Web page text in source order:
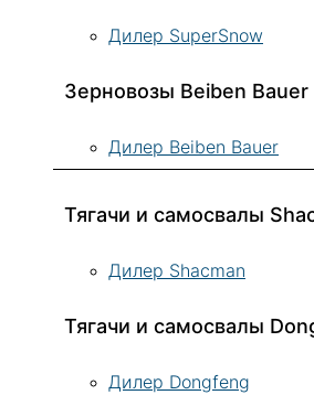
Дилер SuperSnow
Зерновозы Beiben Bauer
Дилер Beiben Bauer
Тягачи и самосвалы
Дилер Shacman
Тягачи и самосвалы
Дилер Dongfeng